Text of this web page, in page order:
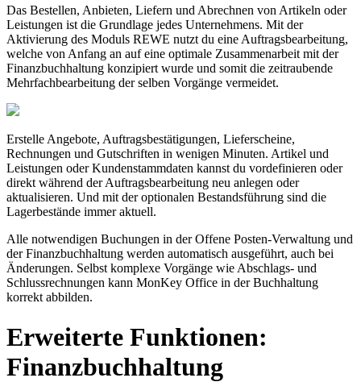
Das Bestellen, Anbieten, Liefern und Abrechnen von Artikeln oder
Leistungen ist die Grundlage jedes Unternehmens. Mit der
Aktivierung des Moduls REWE nutzt du eine Auftragsbearbeitung,
welche von Anfang an auf eine optimale Zusammenarbeit mit der
Finanzbuchhaltung konzipiert wurde und somit die zeitraubende
Mehrfachbearbeitung der selben Vorgänge vermeidet.
Erstelle Angebote, Auftragsbestätigungen, Lieferscheine,
Rechnungen und Gutschriften in wenigen Minuten. Artikel und
Leistungen oder Kundenstammdaten kannst du vordefinieren oder
direkt während der Auftragsbearbeitung neu anlegen oder
aktualisieren. Und mit der optionalen Bestandsführung sind die
Lagerbestände immer aktuell.
Alle notwendigen Buchungen in der Offene Posten-Verwaltung und
der Finanzbuchhaltung werden automatisch ausgeführt, auch bei
Änderungen. Selbst komplexe Vorgänge wie Abschlags- und
Schlussrechnungen kann MonKey Office in der Buchhaltung
korrekt abbilden.
Erweiterte Funktionen:
Finanzbuchhaltung